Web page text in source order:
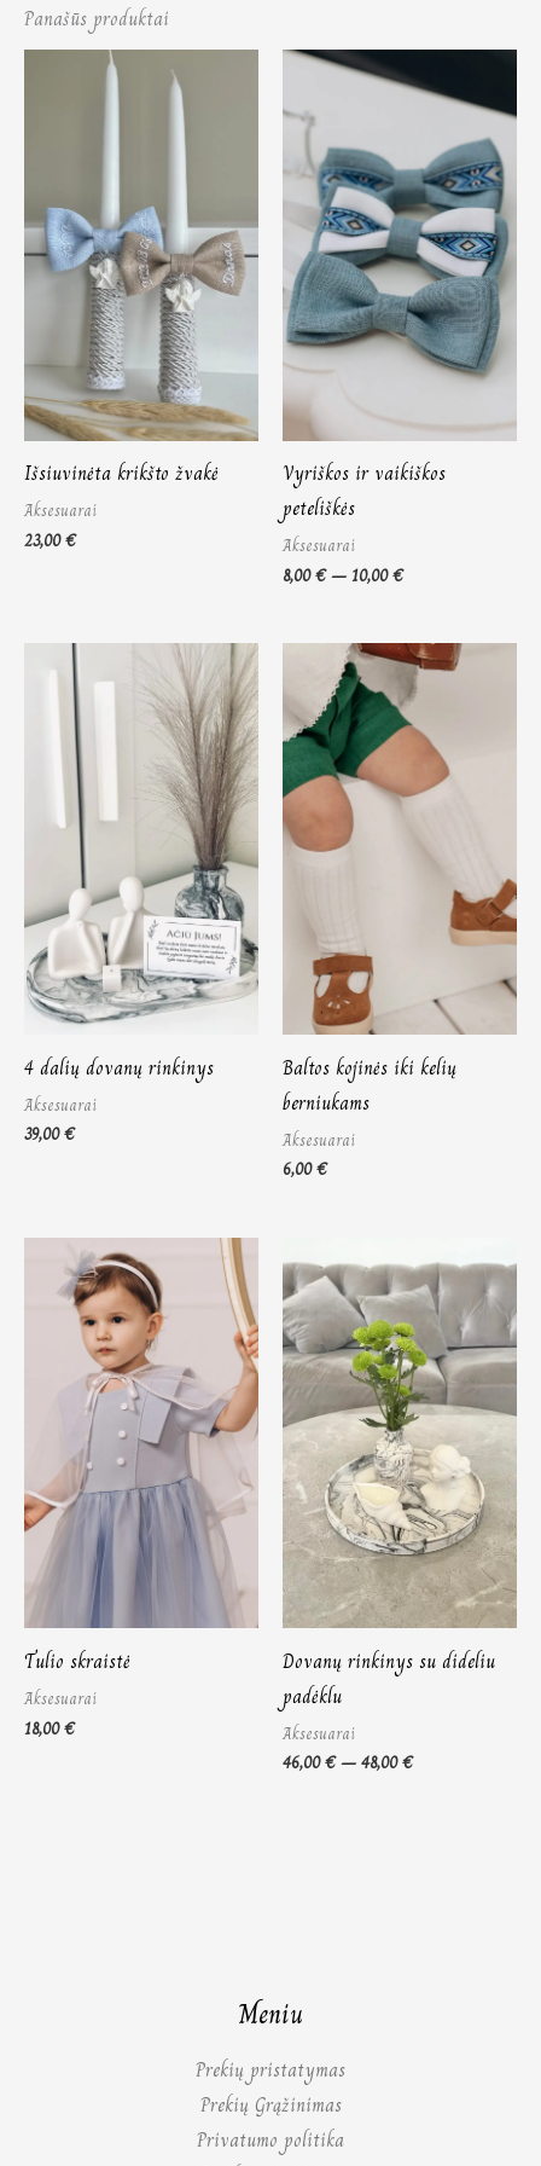
Panašūs produktai
Išsiuvinėta krikšto žvakė
Aksesuarai
23,00€
Vyriškos ir vaikiškos
peteliškės
Aksesuarai
8,00€–10,00€
range:
8,00 €
10,00 €
4 dalių dovanų rinkinys
Aksesuarai
39,00€
Baltos kojinės iki kelių
berniukams
Aksesuarai
6,00€
Tulio skraistė
Aksesuarai
18,00€
Dovanų rinkinys su dideliu
padėklu
Aksesuarai
46,00€–48,00€
range:
46,00 €
through
48,00 €
Meniu
Prekių pristatymas
Prekių Grąžinimas
Privatumo politika